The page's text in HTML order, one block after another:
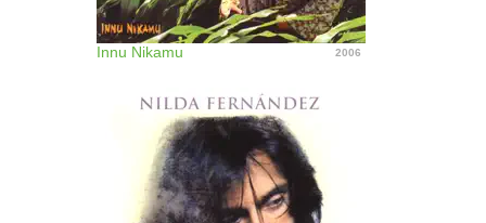
Innu Nikamu 2006